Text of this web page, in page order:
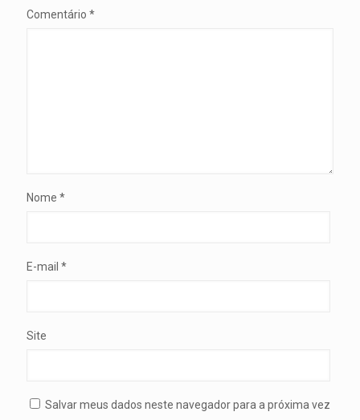
Comentário *
Nome *
E-mail *
Site
Salvar meus dados neste navegador para a próxima vez